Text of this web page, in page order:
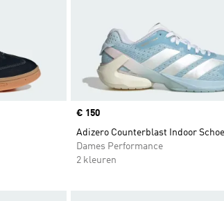
Price
€ 150
Adizero Counterblast Indoor
Dames Performance
2 kleuren